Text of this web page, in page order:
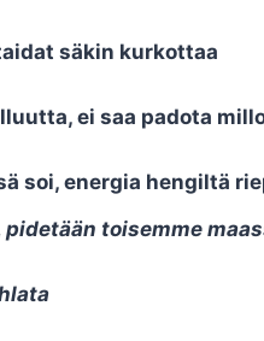
säkin kurkottaa
ei saa padota
soi, energia hengiltä
pidetään toisemme